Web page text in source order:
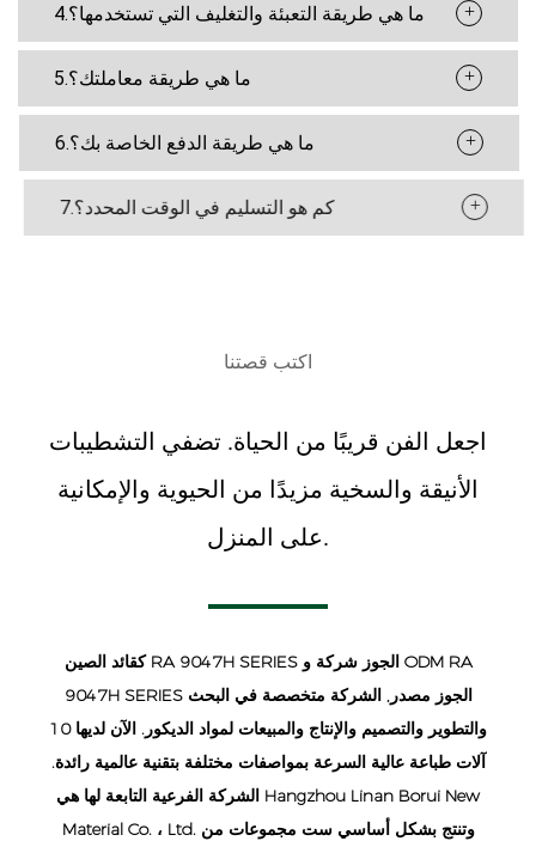
4.ما هي طريقة التعبئة والتغليف التي تستخدمها؟ +
5.ما هي طريقة معاملتك؟ +
6.ما هي طريقة الدفع الخاصة بك؟ +
7.كم هو التسليم في الوقت المحدد؟ +
اكتب قصتنا
اجعل الفن قريبًا من الحياة. تضفي التشطيبات
الأنيقة والسخية مزيدًا من الحيوية والإمكانية
على المنزل.
كقائد الصين RA 9047H SERIES الجوز شركةو ODM RA
9047H SERIES الجوز مصدر, الشركة متخصصة في البحث
والتطوير والتصميم والإنتاج والمبيعات لمواد الديكور. الآن لديها 10
آلات طباعة عالية السرعة بمواصفات مختلفة بتقنية عالمية رائدة.
الشركة الفرعية التابعة لها هي Hangzhou Linan Borui New
Material Co. ، Ltd. وتنتج بشكل أساسي ست مجموعات من